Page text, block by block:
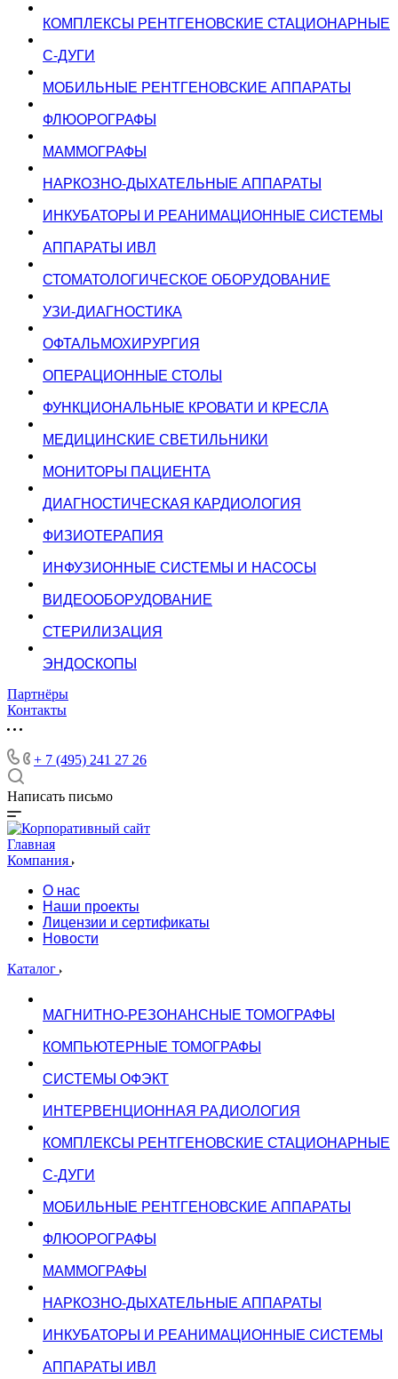
КОМПЛЕКСЫ РЕНТГЕНОВСКИЕ СТАЦИОНАРНЫЕ
С-ДУГИ
МОБИЛЬНЫЕ РЕНТГЕНОВСКИЕ АППАРАТЫ
ФЛЮОРОГРАФЫ
МАММОГРАФЫ
НАРКОЗНО-ДЫХАТЕЛЬНЫЕ АППАРАТЫ
ИНКУБАТОРЫ И РЕАНИМАЦИОННЫЕ СИСТЕМЫ
АППАРАТЫ ИВЛ
СТОМАТОЛОГИЧЕСКОЕ ОБОРУДОВАНИЕ
УЗИ-ДИАГНОСТИКА
ОФТАЛЬМОХИРУРГИЯ
ОПЕРАЦИОННЫЕ СТОЛЫ
ФУНКЦИОНАЛЬНЫЕ КРОВАТИ И КРЕСЛА
МЕДИЦИНСКИЕ СВЕТИЛЬНИКИ
МОНИТОРЫ ПАЦИЕНТА
ДИАГНОСТИЧЕСКАЯ КАРДИОЛОГИЯ
ФИЗИОТЕРАПИЯ
ИНФУЗИОННЫЕ СИСТЕМЫ И НАСОСЫ
ВИДЕООБОРУДОВАНИЕ
СТЕРИЛИЗАЦИЯ
ЭНДОСКОПЫ
Партнёры
Контакты
+ 7 (495) 241 27 26
Написать письмо
Главная
Компания
О нас
Наши проекты
Лицензии и сертификаты
Новости
Каталог
МАГНИТНО-РЕЗОНАНСНЫЕ ТОМОГРАФЫ
КОМПЬЮТЕРНЫЕ ТОМОГРАФЫ
СИСТЕМЫ ОФЭКТ
ИНТЕРВЕНЦИОННАЯ РАДИОЛОГИЯ
КОМПЛЕКСЫ РЕНТГЕНОВСКИЕ СТАЦИОНАРНЫЕ
С-ДУГИ
МОБИЛЬНЫЕ РЕНТГЕНОВСКИЕ АППАРАТЫ
ФЛЮОРОГРАФЫ
МАММОГРАФЫ
НАРКОЗНО-ДЫХАТЕЛЬНЫЕ АППАРАТЫ
ИНКУБАТОРЫ И РЕАНИМАЦИОННЫЕ СИСТЕМЫ
АППАРАТЫ ИВЛ